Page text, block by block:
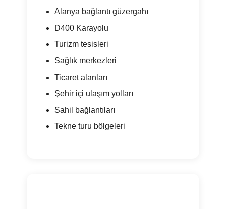
Alanya bağlantı güzergahı
D400 Karayolu
Turizm tesisleri
Sağlık merkezleri
Ticaret alanları
Şehir içi ulaşım yolları
Sahil bağlantıları
Tekne turu bölgeleri